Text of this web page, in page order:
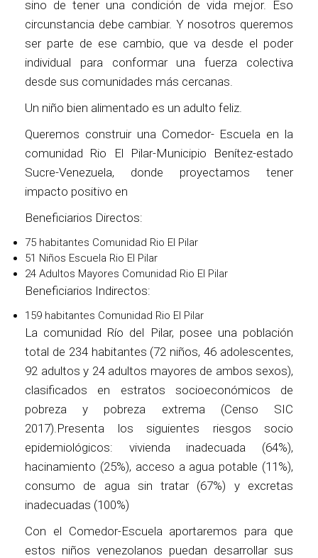
sino de tener una condición de vida mejor. Eso
circunstancia debe cambiar. Y nosotros queremos
ser parte de ese cambio, que va desde el poder
individual para conformar una fuerza colectiva
desde sus comunidades más cercanas.
Un niño bien alimentado es un adulto feliz.
Queremos construir una Comedor- Escuela en la
comunidad Rio El Pilar-Municipio Benítez-estado
Sucre-Venezuela, donde proyectamos tener
impacto positivo en
Beneficiarios Directos:
75 habitantes Comunidad Rio El Pilar
51 Niños Escuela Rio El Pilar
24 Adultos Mayores Comunidad Rio El Pilar
Beneficiarios Indirectos:
159 habitantes Comunidad Rio El Pilar
La comunidad Río del Pilar, posee una población
total de 234 habitantes (72 niños, 46 adolescentes,
92 adultos y 24 adultos mayores de ambos sexos),
clasificados en estratos socioeconómicos de
pobreza y pobreza extrema (Censo SIC
2017).Presenta los siguientes riesgos socio
epidemiológicos: vivienda inadecuada (64%),
hacinamiento (25%), acceso a agua potable (11%),
consumo de agua sin tratar (67%) y excretas
inadecuadas (100%)
Con el Comedor-Escuela aportaremos para que
estos niños venezolanos puedan desarrollar sus